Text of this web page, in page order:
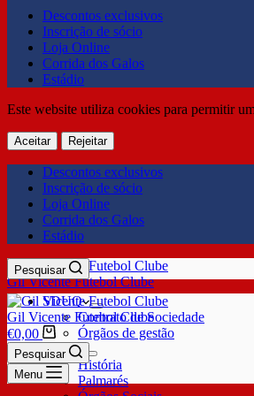
Descontos exclusivos
Inscrição de sócio
Loja Online
Corrida dos Galos
Estádio
Este website utiliza cookies para permitir
Aceitar Rejeitar
Descontos exclusivos
Inscrição de sócio
Loja Online
Corrida dos Galos
Estádio
Gil Vicente Futebol Clube
Pesquisar
SDUQ
Contrato de Sociedade
Órgãos de gestão
Clube
História
Palmarés
Gil Vicente Futebol Clube
€0,00
Pesquisar
Menu